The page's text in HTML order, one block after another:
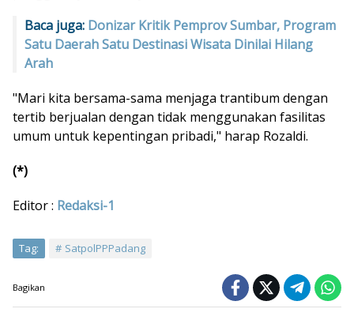
Baca juga: Donizar Kritik Pemprov Sumbar, Program
Satu Daerah Satu Destinasi Wisata Dinilai Hilang
Arah
"Mari kita bersama-sama menjaga trantibum dengan
tertib berjualan dengan tidak menggunakan fasilitas
umum untuk kepentingan pribadi," harap Rozaldi.
(*)
Editor : Redaksi-1
Tag: SatpolPPPadang
Bagikan